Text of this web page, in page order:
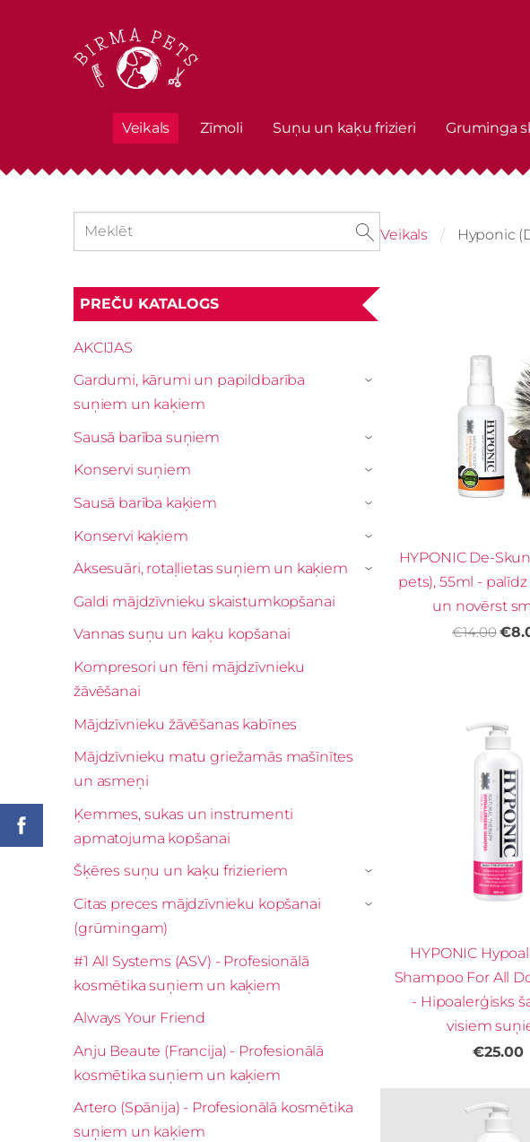
Veikals Zīmoli Suņu un kaķu frizieri Gruminga
PREČU KATALOGS
AKCIJAS
Gardumi, kārumi un papildbarība
suņiem un kaķiem
›
Sausā barība suņiem ›
Konservi suņiem ›
Sausā barība kaķiem ›
Konservi kaķiem ›
Aksesuāri, rotaļlietas suņiem un kaķiem ›
Galdi mājdzīvnieku skaistumkopšanai
Vannas suņu un kaķu kopšanai
Kompresori un fēni mājdzīvnieku
žāvēšanai
Mājdzīvnieku žāvēšanas kabīnes
Mājdzīvnieku matu griežamās mašīnītes
un asmeņi
Ķemmes, sukas un instrumenti
apmatojuma kopšanai
Šķēres suņu un kaķu frizieriem
›
Citas preces mājdzīvnieku kopšanai
(grūmingam)
›
#1 All Systems (ASV) - Profesionālā
kosmētika suņiem un kaķiem
Always Your Friend
Anju Beaute (Francija) - Profesionālā
kosmētika suņiem un kaķiem
Artero (Spānija) - Profesionālā kosmētika
suņiem un kaķiem
Veikals Hyponic
HYPONIC De-
pets), 55ml -
un novērst
€14.00
HYPONIC
Shampoo For All
- Hipoalerģisks
visiem
€25.00